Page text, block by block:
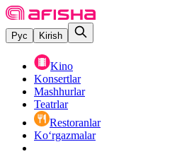
Рус Kirish
Kino
Konsertlar
Mashhurlar
Teatrlar
Restoranlar
Ko‘rgazmalar